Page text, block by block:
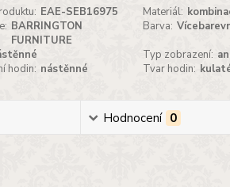
EAE-SEB16975 Materiál:
BARRINGTON
FURNITURE
Barva:
Typ zobrazení:
hodin: nástěnné Tvar hodin:
Hodnocení 0